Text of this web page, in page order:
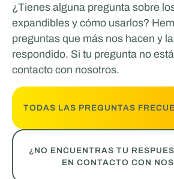
¿Tienes alguna pregunta sobre
expandibles y cómo usarlos?
preguntas que más nos hacen y
respondido. Si tu pregunta no
contacto con nosotros.
TODAS LAS PREGUNTAS
¿NO ENCUENTRAS TU
EN CONTACTO CON